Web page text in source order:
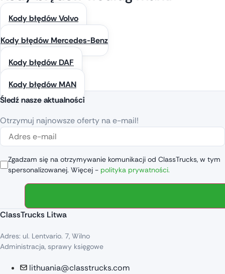
Kody błędów Volvo
Kody błędów Mercedes-Benz
Kody błędów DAF
Kody błędów MAN
Śledź nasze aktualności
Otrzymuj najnowsze oferty na e-mail!
Zgadzam się na otrzymywanie komunikacji od ClassTrucks, w tym
spersonalizowanej. Więcej - polityka prywatności.
ClassTrucks Litwa
Adres: ul. Lentvario. 7, Wilno
Administracja, sprawy księgowe
lithuania@classtrucks.com